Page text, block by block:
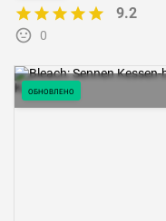
9.2
0
обновлено